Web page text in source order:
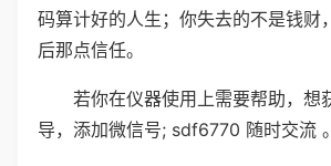
码算计好的人生；你失去的不是钱财
后那点信任。
若你在仪器使用上需要帮助，想
导，添加微信号; sdf6770 随时交流 。